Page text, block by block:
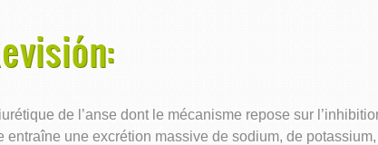
de l’anse dont le mécanisme repose sur
une excrétion massive de sodium, de